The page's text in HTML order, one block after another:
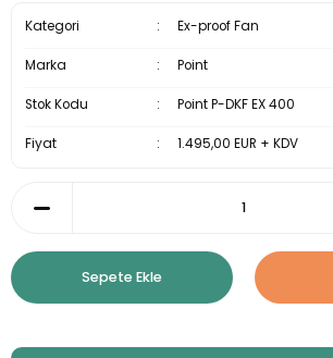
Kategori Ex-proof Fan
Marka Point
Stok Kodu Point P-DKF EX 400
Fiyat 1.495,00 EUR + KDV
Sepete Ekle